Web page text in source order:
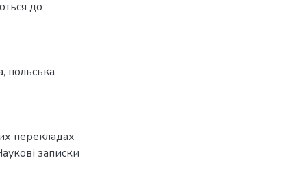
до
, польська
перекладах
записки